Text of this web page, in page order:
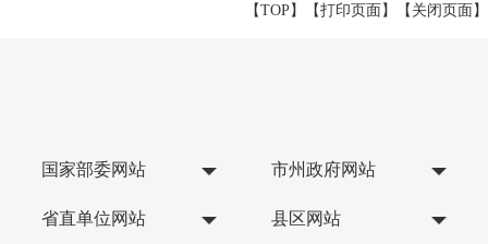
【TOP】 【打印页面】【 关闭页面】
国家部委网站 市州政府网站
省直单位网站 县区网站